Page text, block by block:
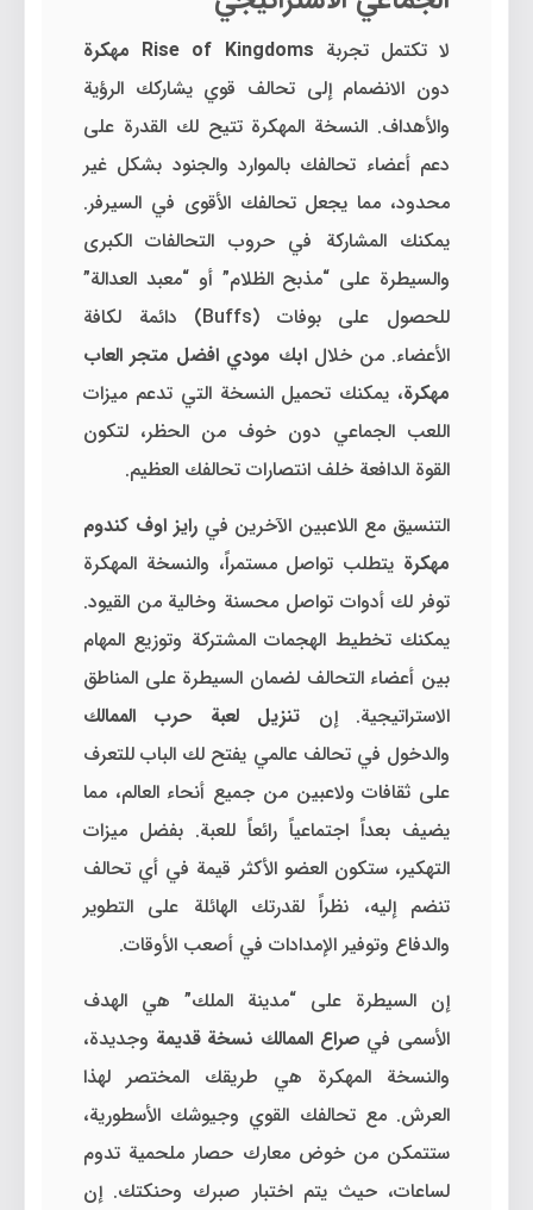
لا تكتمل تجربة Rise of Kingdoms مهكرة
دون الانضمام إلى تحالف قوي يشاركك الرؤية
والأهداف. النسخة المهكرة تتيح لك القدرة على
دعم أعضاء تحالفك بالموارد والجنود بشكل غير
محدود، مما يجعل تحالفك الأقوى في السيرفر.
يمكنك المشاركة في حروب التحالفات الكبرى
والسيطرة على “مذبح الظلام” أو “معبد العدالة”
للحصول على بوفات (Buffs) دائمة لكافة
الأعضاء. من خلالابك مودي افضل متجر العاب
مهكرة، يمكنك تحميل النسخة التي تدعم ميزات
اللعب الجماعي دون خوف من الحظر، لتكون
القوة الدافعة خلف انتصارات تحالفك العظيم.
التنسيق مع اللاعبين الآخرين فيرايز اوف كندوم
مهكرة يتطلب تواصل مستمراً، والنسخة المهكرة
توفر لك أدوات تواصل محسنة وخالية من القيود.
يمكنك تخطيط الهجمات المشتركة وتوزيع المهام
بين أعضاء التحالف لضمان السيطرة على المناطق
الاستراتيجية. إن تنزيل لعبة حرب الممالك
والدخول في تحالف عالمي يفتح لك الباب للتعرف
على ثقافات ولاعبين من جميع أنحاء العالم، مما
يضيف بعداً اجتماعياً رائعاً للعبة. بفضل ميزات
التهكير، ستكون العضو الأكثر قيمة في أي تحالف
تنضم إليه، نظراً لقدرتك الهائلة على التطوير
والدفاع وتوفير الإمدادات في أصعب الأوقات.
إن السيطرة على “مدينة الملك” هي الهدف
الأسمى في صراع الممالك نسخة قديمة وجديدة،
والنسخة المهكرة هي طريقك المختصر لهذا
العرش. مع تحالفك القوي وجيوشك الأسطورية،
ستتمكن من خوض معارك حصار ملحمية تدوم
لساعات، حيث يتم اختبار صبرك وحنكتك. إن